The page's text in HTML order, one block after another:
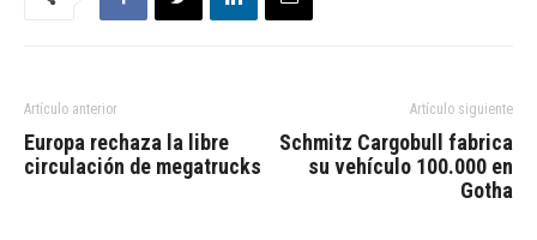
Artículo anterior
Europa rechaza la libre
circulación de megatrucks
Artículo siguiente
Schmitz Cargobull fabrica
su vehículo 100.000 en
Gotha